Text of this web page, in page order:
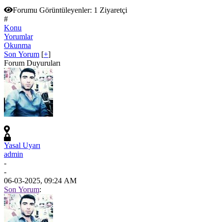
Forumu Görüntüleyenler: 1 Ziyaretçi
#
Konu
Yorumlar
Okunma
Son Yorum [+]
Forum Duyuruları
Yasal Uyarı
admin
-
-
06-03-2025, 09:24 AM
Son Yorum: